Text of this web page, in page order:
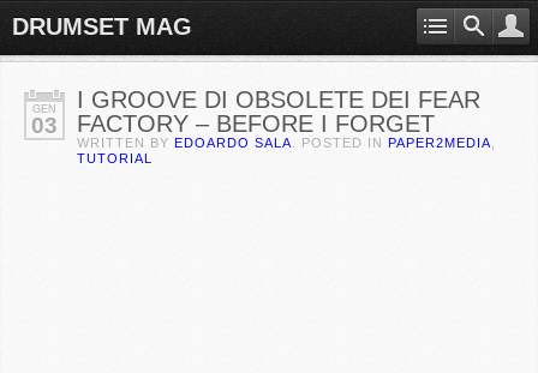
DRUMSET MAG
GEN
03
I GROOVE DI OBSOLETE DEI FEAR
FACTORY – BEFORE I FORGET
WRITTEN BY EDOARDO SALA . POSTED IN PAPER2MEDIA
TUTORIAL